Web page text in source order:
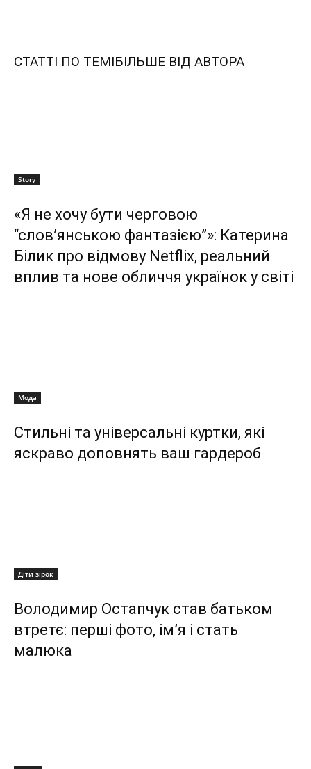
СТАТТІ ПО ТЕМІБІЛЬШЕ ВІД АВТОРА
Story
«Я не хочу бути черговою
“слов’янською фантазією”»: Катерина
Білик про відмову Netflix, реальний
вплив та нове обличчя українок у світі
Мода
Стильні та універсальні куртки, які
яскраво доповнять ваш гардероб
Діти зірок
Володимир Остапчук став батьком
втретє: перші фото, ім’я і стать
малюка